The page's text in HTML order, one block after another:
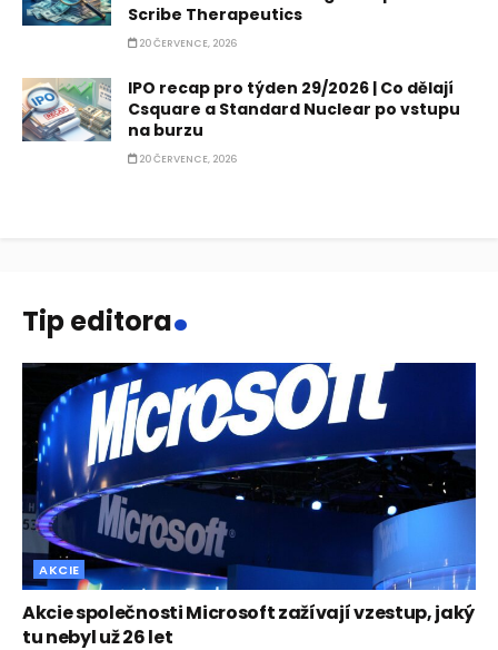
Scribe Therapeutics
20 ČERVENCE, 2026
IPO recap pro týden 29/2026 | Co dělají
Csquare a Standard Nuclear po vstupu
na burzu
20 ČERVENCE, 2026
Tip editora.
AKCIE
Akcie společnosti Microsoft zažívají vzestup, jaký
tu nebyl už 26 let